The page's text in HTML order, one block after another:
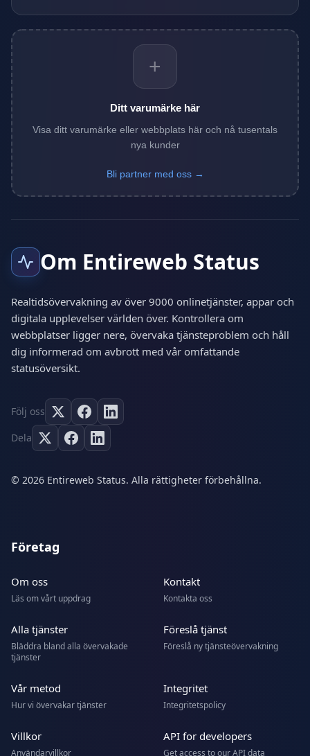
+
Ditt varumärke här
Visa ditt varumärke eller webbplats här och nå tusentals
nya kunder
Bli partner med oss →
Om Entireweb Status
Realtidsövervakning av över 9000 onlinetjänster, appar och
digitala upplevelser världen över. Kontrollera om
webbplatser ligger nere, övervaka tjänsteproblem och håll
dig informerad om avbrott med vår omfattande
statusöversikt.
Följ oss
Dela
© 2026 Entireweb Status. Alla rättigheter förbehållna.
Företag
Om oss
Läs om vårt uppdrag
Kontakt
Kontakta oss
Alla tjänster
Bläddra bland alla övervakade
tjänster
Föreslå tjänst
Föreslå ny tjänsteövervakning
Vår metod
Hur vi övervakar tjänster
Integritet
Integritetspolicy
Villkor
Användarvillkor
API for developers
Get access to our API data